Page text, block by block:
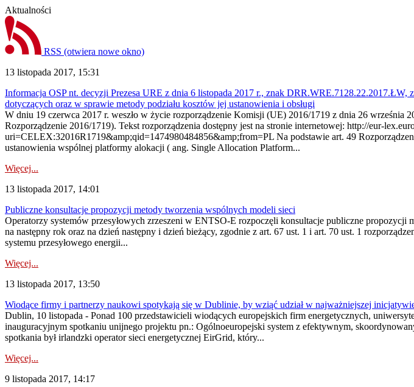
Aktualności
RSS (otwiera nowe okno)
13 listopada 2017, 15:31
Informacja OSP nt. decyzji Prezesa URE z dnia 6 listopada 2017 r., znak
dotyczących oraz w sprawie metody podziału kosztów jej ustanowienia i obsługi
W dniu 19 czerwca 2017 r. weszło w życie rozporządzenie Komisji (UE) 2016/1719 z dnia 26 września
Rozporządzenie 2016/1719). Tekst rozporządzenia dostępny jest na stronie internetowej: http://eur-
uri=CELEX:32016R1719&amp;qid=1474980484856&amp;from=PL Na podstawie art. 49
ustanowienia wspólnej platformy alokacji ( ang. Single Allocation Platform...
Więcej...
13 listopada 2017, 14:01
Publiczne konsultacje propozycji metody tworzenia wspólnych modeli sieci
Operatorzy systemów przesyłowych zrzeszeni w ENTSO-E rozpoczęli konsultacje publiczne
na następny rok oraz na dzień następny i dzień bieżący, zgodnie z art. 67 ust. 1 i art. 70 ust. 1
systemu przesyłowego energii...
Więcej...
13 listopada 2017, 13:50
Wiodące firmy i partnerzy naukowi spotykają się w Dublinie, by wziąć udział w najważniejszej
Dublin, 10 listopada - Ponad 100 przedstawicieli wiodących europejskich firm energetycznych,
inauguracyjnym spotkaniu unijnego projektu pn.: Ogólnoeuropejski system z efektywnym,
spotkania był irlandzki operator sieci energetycznej EirGrid, który...
Więcej...
9 listopada 2017, 14:17